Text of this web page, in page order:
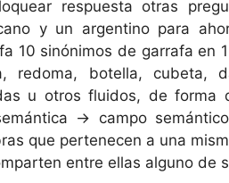
respuesta otras
y un argentino para
10 sinónimos de garrafa en
redoma, botella, cubeta,
u otros fluidos, de forma
→ campo
que pertenecen a una
entre ellas alguno de